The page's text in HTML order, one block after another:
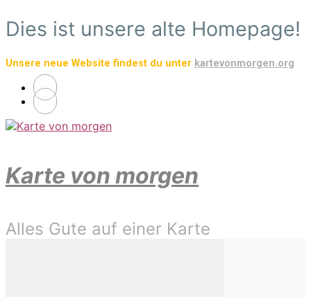
Zum
Hauptinhalt
Dies ist unsere alte Homepage!
Unsere neue Website findest du unter kartevonmorgen.org
Karte von morgen
Alles Gute auf einer Karte